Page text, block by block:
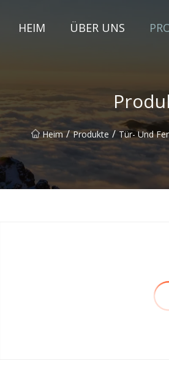
HEIM ÜBER UNS
Heim / Produkte / Tür- Und